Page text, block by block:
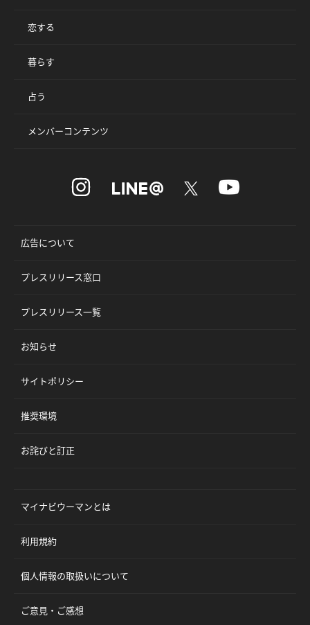
恋する
暮らす
占う
メンバーコンテンツ
広告について
プレスリリース窓口
プレスリリース一覧
お知らせ
サイトポリシー
推奨環境
お詫びと訂正
マイナビウーマンとは
利用規約
個人情報の取扱いについて
ご意見・ご感想